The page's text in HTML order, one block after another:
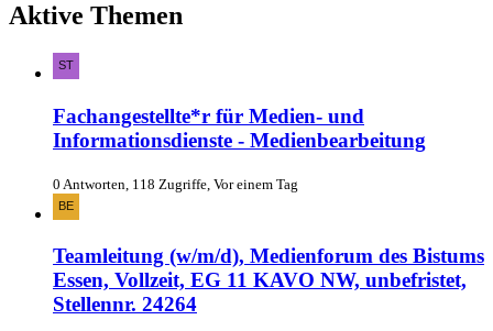
Aktive Themen
Fachangestellte*r für Medien- und
Informationsdienste - Medienbearbeitung
0 Antworten, 118 Zugriffe, Vor einem Tag
Teamleitung (w/m/d), Medienforum des Bistums
Essen, Vollzeit, EG 11 KAVO NW, unbefristet,
Stellennr. 24264